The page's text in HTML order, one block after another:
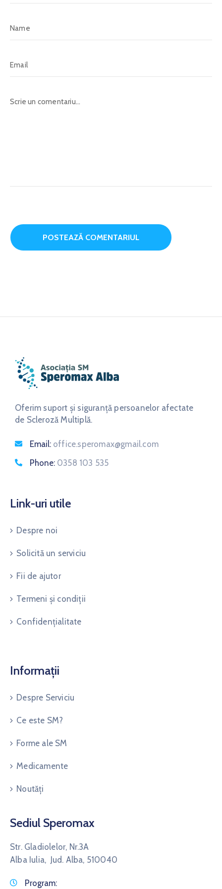
Oferim suport și siguranță persoanelor afectate
de Scleroză Multiplă.
Email: office.speromax@gmail.com
Phone: 0358 103 535
Link-uri utile
Despre noi
Solicită un serviciu
Fii de ajutor
Termeni și condiții
Confidențialitate
Informații
Despre Serviciu
Ce este SM?
Forme ale SM
Medicamente
Noutăți
Sediul Speromax
Str. Gladiolelor, Nr.3A
Alba Iulia, Jud. Alba, 510040
Program: